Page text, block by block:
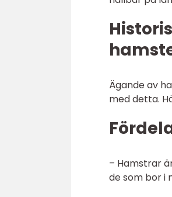
Ägande av
med detta.
– Hamstrar
de som bor i